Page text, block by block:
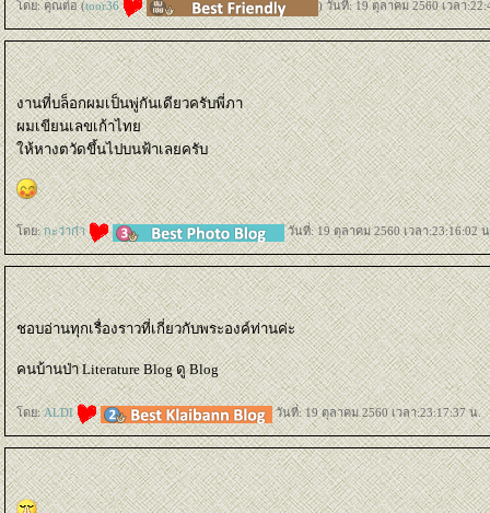
ดย: คุณต่อ (toor36 ) วันที่: 19 ตุลาคม 2560 เวลา
งานที่บล็อกผมเป็นพู่กันเดียวครับพี่ภา
ผมเขียนเลขเก้าไท
ห้หางตวัดขึ้นไปบนฟ้าเลยครับ
ดย:กะว่าก๋า วันที่: 19 ตุลาคม 2560 เวลา:23:16:02
ชอบอ่านทุกเรื่องราวที่เกี่ยวกับพระองค์ท่านค่ะ
คนบ้านป่า Literature Blog ดู Blog
ดย:ALDI วันที่: 19 ตุลาคม 2560 เวลา:23:17:37 น.